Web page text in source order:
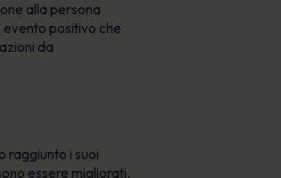
alla persona
positivo che
da
raggiunto i suoi
essere migliorati.